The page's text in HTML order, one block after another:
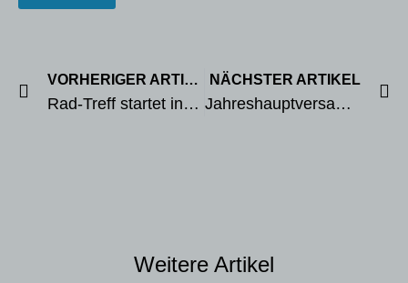
VORHERIGER ARTIKEL
Rad-Treff startet in die Saison
NÄCHSTER ARTIKEL
Jahreshauptversammlung am 29.04.2022
Weitere Artikel